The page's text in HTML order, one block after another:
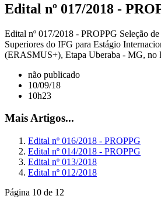
Edital nº 017/2018 -
Edital nº 017/2018 - PROPPG Seleção
Superiores do IFG para Estágio
(ERASMUS+), Etapa Uberaba - MG, no
não publicado
10/09/18
10h23
Mais Artigos...
Edital nº 016/2018 - PROPPG
Edital nº 014/2018 - PROPPG
Edital nº 013/2018
Edital nº 012/2018
Página 10 de 12